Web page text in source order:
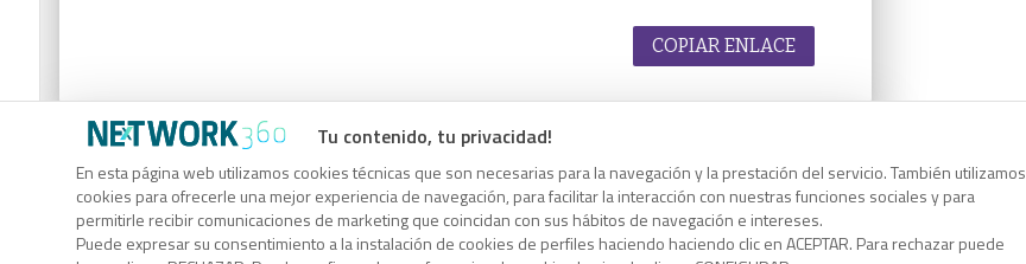
Tu contenido, tu privacidad!
En esta página web utilizamos cookies técnicas que son necesarias para la navegación y la prestación del servicio. También utilizamos
cookies para ofrecerle una mejor experiencia de navegación, para facilitar la interacción con nuestras funciones sociales y para
permitirle recibir comunicaciones de marketing que coincidan con sus hábitos de navegación e intereses.
Puede expresar su consentimiento a la instalación de cookies de perfiles haciendo haciendo clic en ACEPTAR. Para rechazar puede
COPIAR ENLACE
Código Rss
Para copiar el enlace RSS en el portapapeles, haga clic en el botón.
RSS link